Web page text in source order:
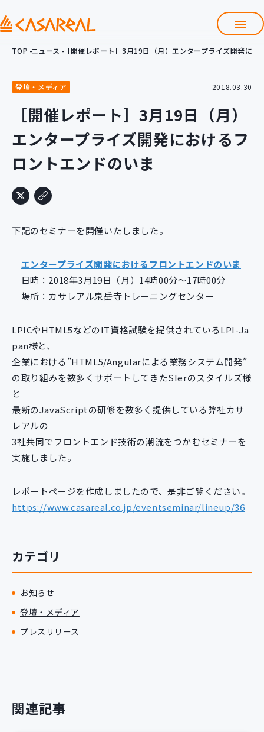
会社情報
サービス
プロダクト開発支援
クラウド導入支援 Git導入支援
システム構築支援
研修サービス
新規開発サービス
パッケージ開発
導入事例
イベント・セミナー
ニュース
採用情報
Contact
TOP ニュース ［開催レポート］3月19日（月）エンタープライズ開発にお
登壇・メディア 2018.03.30
［開催レポート］3月19日（月）
エンタープライズ開発におけるフ
ロントエンドのいま
下記のセミナーを開催いたしました。
エンタープライズ開発におけるフロントエンドのいま
日時：2018年3月19日（月）14時00分～17時00分
場所：カサレアル泉岳寺トレーニングセンター
LPICやHTML5などのIT資格試験を提供されているLPI-Ja
pan様と、
企業における”HTML5/Angularによる業務システム開発”
の取り組みを数多くサポートしてきたSIerのスタイルズ様
と
最新のJavaScriptの研修を数多く提供している弊社カサ
レアルの
3社共同でフロントエンド技術の潮流をつかむセミナーを
実施しました。
レポートページを作成しましたので、是非ご覧ください。
https://www.casareal.co.jp/eventseminar/lineup/36
カテゴリ
お知らせ
登壇・メディア
プレスリリース
関連記事